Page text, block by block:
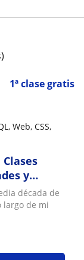
1ª clase gratis
Web, CSS,
y
década de
largo de mi